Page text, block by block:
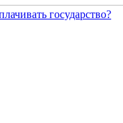
государство?